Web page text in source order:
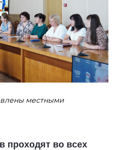
местными
проходят во всех